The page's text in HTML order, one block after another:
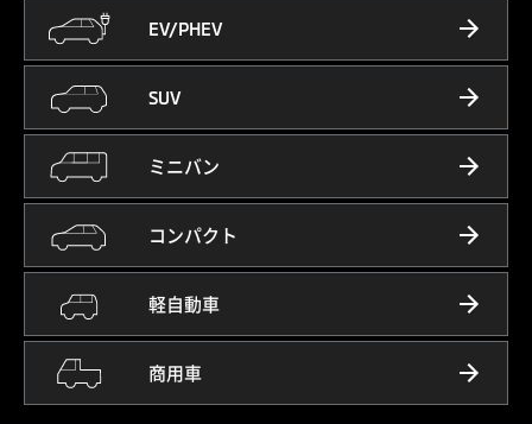
EV/PHEV
SUV
ミニバン
コンパクト
軽自動車
商用車